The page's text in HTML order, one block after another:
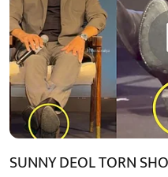
SUNNY DEOL TORN